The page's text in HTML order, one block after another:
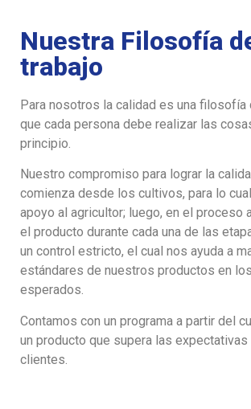
Nuestra Filosofía
trabajo
Para nosotros la calidad es una filosofía
que cada persona debe realizar las
principio.
Nuestro compromiso para lograr la
comienza desde los cultivos, para lo
apoyo al agricultor; luego, en el proceso
el producto durante cada una de las
un control estricto, el cual nos ayuda a
estándares de nuestros productos en
esperados.
Contamos con un programa a partir del
un producto que supera las
clientes.